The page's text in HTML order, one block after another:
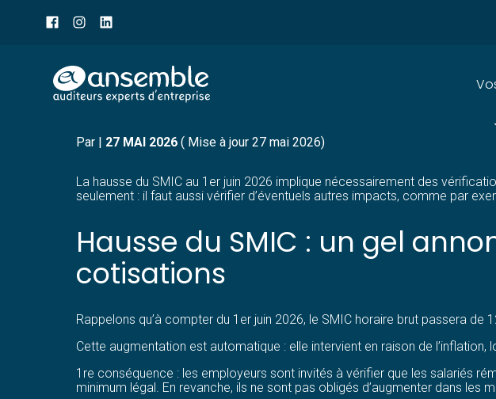
header
Aller
au
SMIC : UNE HAUSSE ET DES
Par | 27 MAI 2026( Mise à jour 27 mai 2026)
La hausse du SMIC au 1er juin 2026 implique nécessairement des
seulement : il faut aussi vérifier d’éventuels autres impacts, comme par
Hausse du SMIC : un gel
cotisations
Rappelons qu’à compter du 1er juin 2026, le SMIC horaire brut passera de
Cette augmentation est automatique : elle intervient en raison de l’inflation,
1re conséquence : les employeurs sont invités à vérifier que les salariés
minimum légal. En revanche, ils ne sont pas obligés d’augmenter dans les